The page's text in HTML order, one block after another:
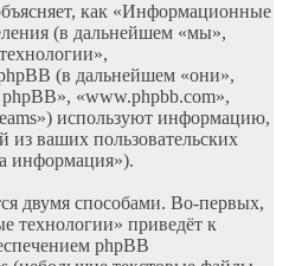
как «Информационные
(в дальнейшем «мы»,
(в дальнейшем «они»,
«www.phpbb.com»,
используют информацию,
ваших пользовательских
информация»).
двумя способами. Во-первых,
технологии» приведёт к
phpBB